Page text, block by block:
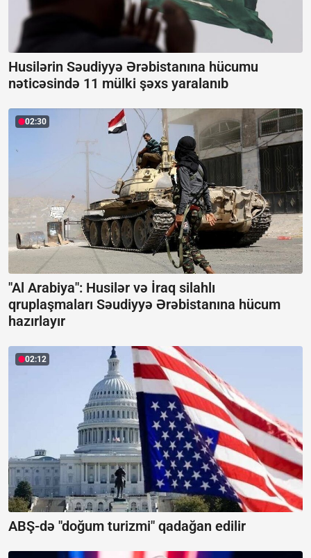
Husilərin Səudiyyə Ərəbistanına hücumu
nəticəsində 11 mülki şəxs yaralanıb
02:30
"Al Arabiya": Husilər və İraq silahlı
qruplaşmaları Səudiyyə Ərəbistanına hücum
hazırlayır
02:12
ABŞ-də "doğum turizmi" qadağan edilir